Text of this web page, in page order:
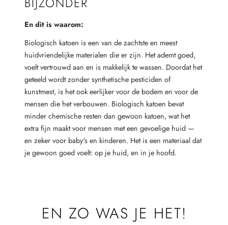
En dit is waarom:
Biologisch katoen is een van de zachtste en meest
huidvriendelijke materialen die er zijn. Het ademt goed,
voelt vertrouwd aan en is makkelijk te wassen. Doordat het
geteeld wordt zonder synthetische pesticiden of
kunstmest, is het ook eerlijker voor de bodem en voor de
mensen die het verbouwen. Biologisch katoen bevat
minder chemische resten dan gewoon katoen, wat het
extra fijn maakt voor mensen met een gevoelige huid —
en zeker voor baby's en kinderen. Het is een materiaal dat
je gewoon goed voelt: op je huid, en in je hoofd.
EN ZO WAS JE HET!